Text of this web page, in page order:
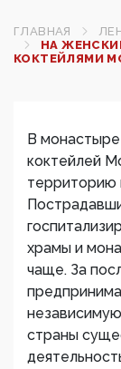
ГЛАВНАЯ
НА
КОКТЕЙЛЯМИ
В
коктейлей
территорию
храмы и
чаще. За
страны